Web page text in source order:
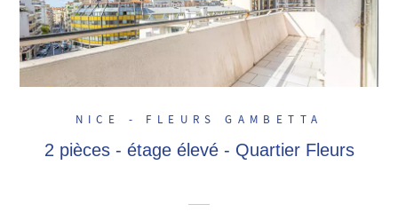
NICE - FLEURS GAMBETTA
2 pièces - étage élevé - Quartier Fleurs